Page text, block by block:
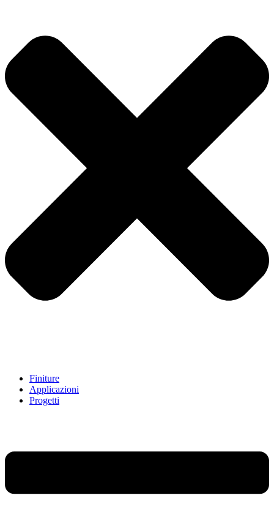
Finiture
Applicazioni
Progetti